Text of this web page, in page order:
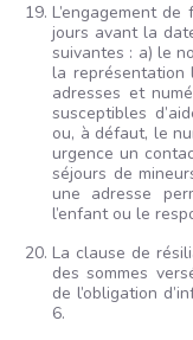
L’engagement
jours avant la
suivantes : a) le
la représentation
adresses et
susceptibles
ou, à défaut, le
urgence un
séjours de
une adresse
l’enfant ou le
La clause de
des sommes
de l’obligation
6.